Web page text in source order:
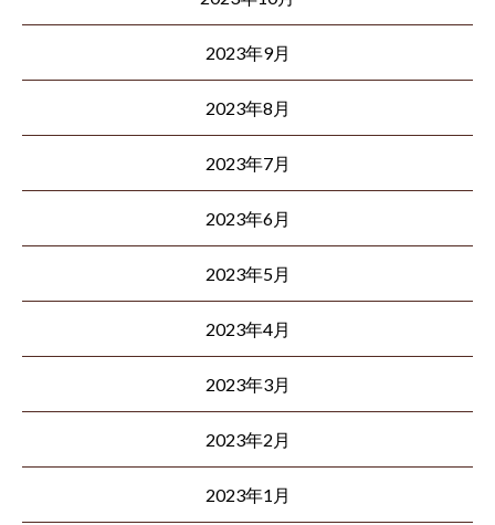
2023年9月
2023年8月
2023年7月
2023年6月
2023年5月
2023年4月
2023年3月
2023年2月
2023年1月